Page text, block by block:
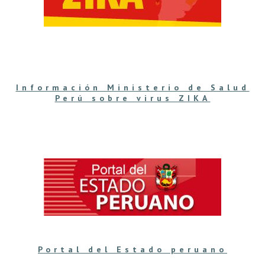
Información Ministerio de Salud
Perú sobre virus ZIKA
Portal del Estado peruano